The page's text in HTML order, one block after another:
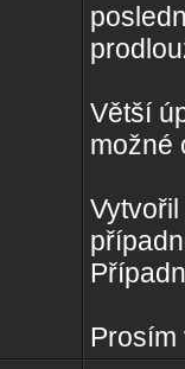
Větší
možné